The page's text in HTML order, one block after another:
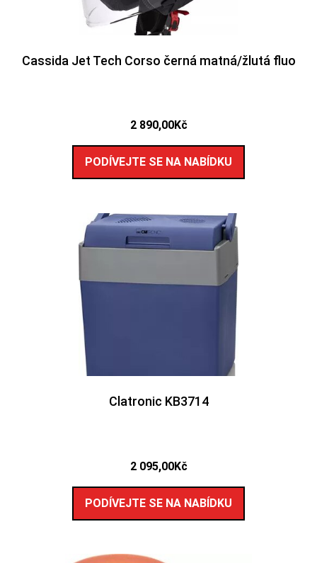
Cassida Jet Tech Corso černá matná/žlutá fluo
2 890,00Kč
PODÍVEJTE SE NA NABÍDKU
Clatronic KB3714
2 095,00Kč
PODÍVEJTE SE NA NABÍDKU